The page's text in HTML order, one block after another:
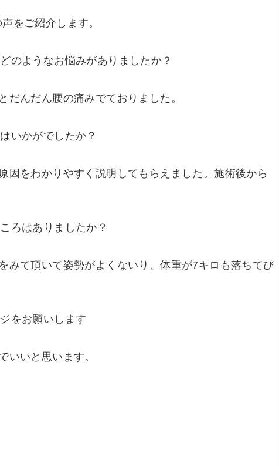
をご紹介します。
ようなお悩みがありましたか？
んだん腰の痛みでておりました。
いかがでしたか？
をわかりやすく説明してもらえました。施術後から
ろはありましたか？
て頂いて姿勢がよくないり、体重が7キロも落ちてび
をお願いします
いと思います。